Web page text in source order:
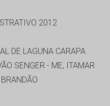
2012
DE LAGUNA CARAPA
SENGER - ME, ITAMAR